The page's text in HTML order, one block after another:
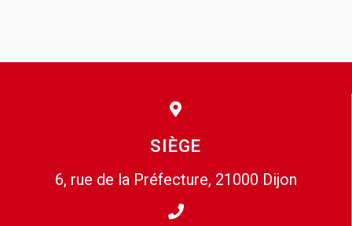
SIÈGE
6, rue de la Préfecture, 21000 Dijon